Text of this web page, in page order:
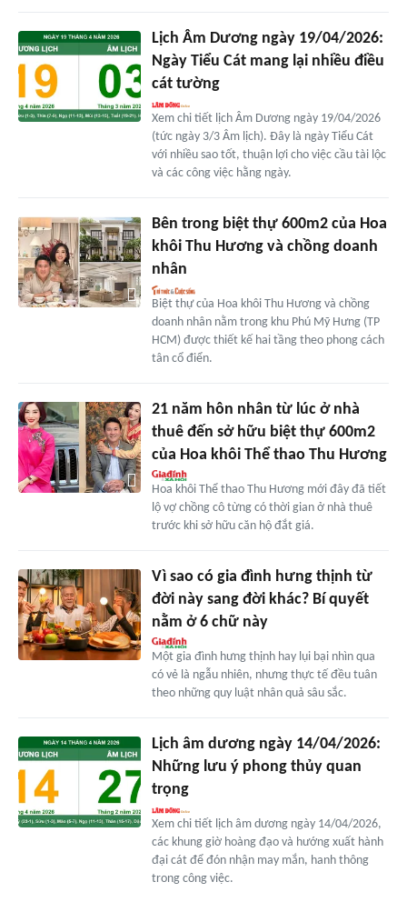
Lịch Âm Dương ngày 19/04/2026:
Ngày Tiểu Cát mang lại nhiều điều
cát tường
Xem chi tiết lịch Âm Dương ngày 19/04/2026
(tức ngày 3/3 Âm lịch). Đây là ngày Tiểu Cát
với nhiều sao tốt, thuận lợi cho việc cầu tài lộc
và các công việc hằng ngày.
Bên trong biệt thự 600m2 của Hoa
khôi Thu Hương và chồng doanh
nhân
Biệt thự của Hoa khôi Thu Hương và chồng
doanh nhân nằm trong khu Phú Mỹ Hưng (TP
HCM) được thiết kế hai tầng theo phong cách
tân cổ điển.
21 năm hôn nhân từ lúc ở nhà
thuê đến sở hữu biệt thự 600m2
của Hoa khôi Thể thao Thu Hương
Hoa khôi Thể thao Thu Hương mới đây đã tiết
lộ vợ chồng cô từng có thời gian ở nhà thuê
trước khi sở hữu căn hộ đắt giá.
Vì sao có gia đình hưng thịnh từ
đời này sang đời khác? Bí quyết
nằm ở 6 chữ này
Một gia đình hưng thịnh hay lụi bại nhìn qua
có vẻ là ngẫu nhiên, nhưng thực tế đều tuân
theo những quy luật nhân quả sâu sắc.
Lịch âm dương ngày 14/04/2026:
Những lưu ý phong thủy quan
trọng
Xem chi tiết lịch âm dương ngày 14/04/2026,
các khung giờ hoàng đạo và hướng xuất hành
đại cát để đón nhận may mắn, hanh thông
trong công việc.